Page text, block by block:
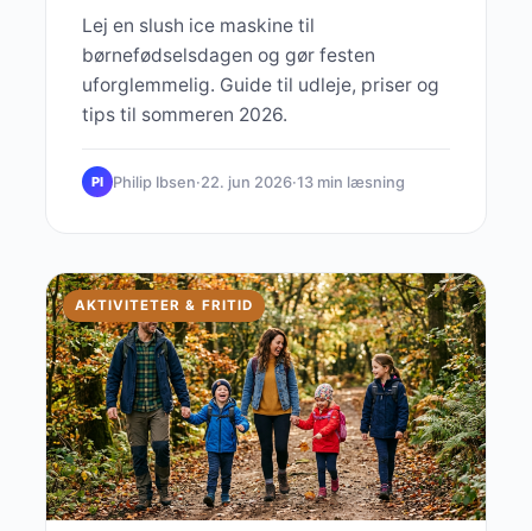
Lej en slush ice maskine til
børnefødselsdagen og gør festen
uforglemmelig. Guide til udleje, priser og
tips til sommeren 2026.
PI Philip Ibsen·22. jun 2026·13 min læsning
AKTIVITETER & FRITID